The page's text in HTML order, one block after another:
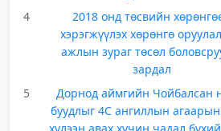
4
2018 онд төсвийн
хэрэгжүүлэх хөрөнгө
ажлын зураг төсөл
зардал
5
Дорнод аймгийн Чойбалсан
буудлыг 4С ангиллын агаарын